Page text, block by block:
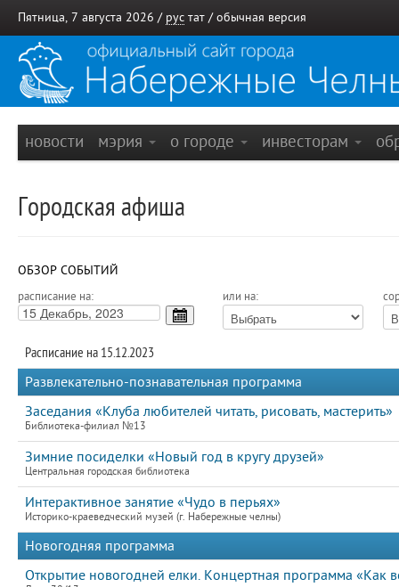
Пятница, 7 августа 2026 / рус тат / обычная версия
новости мэрия о городе инвесторам
Городская афиша
ОБЗОР СОБЫТИЙ
расписание на: или на:
Расписание на 15.12.2023
Развлекательно-познавательная программа
Заседания «Клуба любителей читать, рисовать, мастерить»
Библиотека-филиал №13
Зимние посиделки «Новый год в кругу друзей»
Центральная городская библиотека
Интерактивное занятие «Чудо в перьях»
Историко-краеведческий музей (г. Набережные челны)
Новогодняя программа
Открытие новогодней елки. Концертная программа «Как